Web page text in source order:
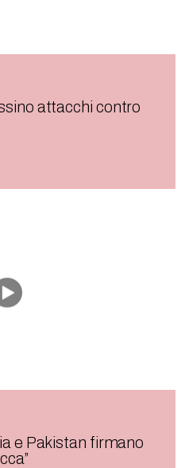
attacchi contro
e Pakistan firmano